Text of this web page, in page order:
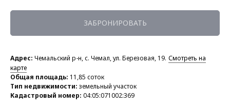
ЗАБРОНИРОВАТЬ
Адрес: Чемальский р-н, с. Чемал, ул. Березовая, 19. Смотреть на
карте
Общая площадь: 11,85 соток
Тип недвижимости: земельный участок
Кадастровый номер: 04:05:071002:369